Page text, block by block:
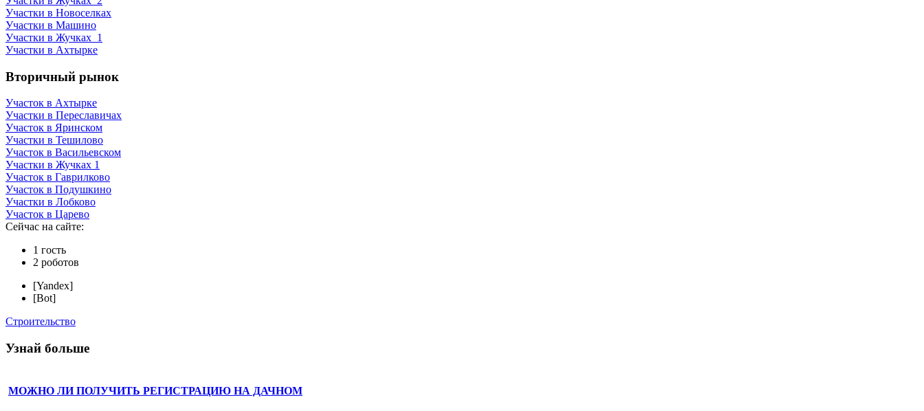
Участки в Новоселках
Участки в Машино
Участки в Жучках_1
Участки в Ахтырке
Вторичный рынок
Участок в Ахтырке
Участки в Переславичах
Участок в Яринском
Участки в Тешилово
Участок в Васильевском
Участки в Жучках 1
Участок в Гаврилково
Участок в Подушкино
Участки в Лобково
Участок в Царево
Сейчас на сайте:
1 гость
2 роботов
[Yandex]
[Bot]
Строительство
Узнай больше
МОЖНО ЛИ ПОЛУЧИТЬ РЕГИСТРАЦИЮ НА ДАЧНОМ